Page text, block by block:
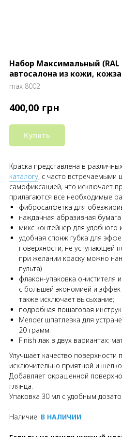
Набор Максимальный (RAL
автосалона из кожи,
max 8002
400,00 грн
Купить
Краска представлена в
каталогу, с часто встречаемыми
самофиксацией, что исключает
прилагаются все необходимые
фибросалфетка для
наждачная абразивная
микс контейнер для удобного
удобная спонж губка для
поверхности, не уступающей
при желании краску можно
пульта)
флакон-упаковка очистителя
с большей экономией и
также исключает высыхание;
подробная пошаговая
Mender шпатлевка для
20 грамм.
Finish лак в двух вариантах:
Улучшает качество поверхности
исключительно приятной и
Добавляет окрашенной
глянца.
Упаковка 30 мл с удобным
Наличие: В НАЛИЧИИ